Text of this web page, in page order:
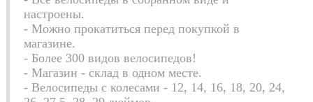
настроены.
- Можно прокатиться перед покупкой в
магазине.
- Более 300 видов велосипедов!
- Магазин - склад в одном месте.
- Велосипеды с колесами - 12, 14, 16, 18, 20, 24,